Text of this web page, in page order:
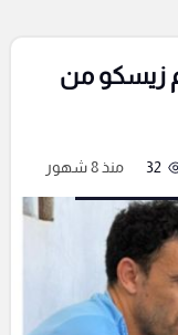
زيسكو من
32 منذ 8 شهور